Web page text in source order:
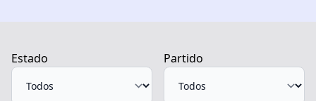
Estado Partido